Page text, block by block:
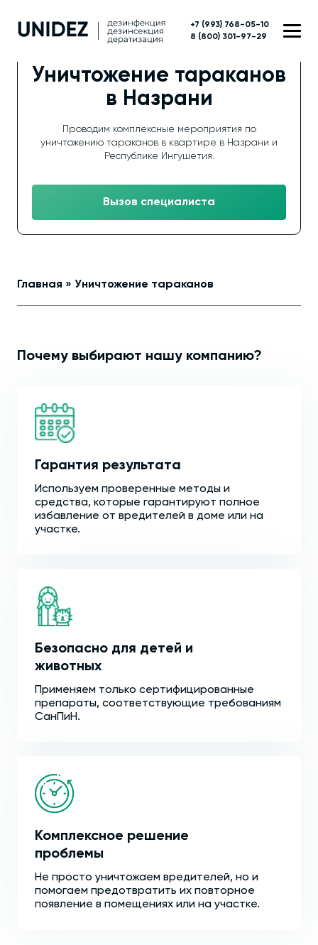
+7 (993) 768-05-10
8 (800) 301-97-29
Уничтожение тараканов
в Назрани
Проводим комплексные мероприятия по
уничтожению тараканов в квартире в Назрани и
Республике Ингушетия.
Вызов специалиста
Главная » Уничтожение тараканов
Почему выбирают нашу компанию?
Гарантия результата
Используем проверенные методы и
средства, которые гарантируют полное
избавление от вредителей в доме или на
участке.
Безопасно для детей и
животных
Применяем только сертифицированные
препараты, соответствующие требованиям
СанПиН.
Комплексное решение
проблемы
Не просто уничтожаем вредителей, но и
помогаем предотвратить их повторное
появление в помещениях или на участке.